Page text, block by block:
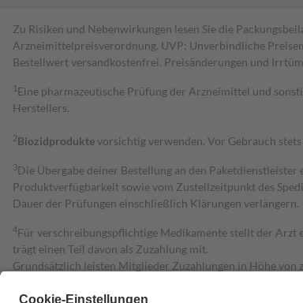
Zu Risiken und Nebenwirkungen lesen Sie die
Arzneimittelpreisverordnung. UVP: Unverbindliche
Bestell­wert versand­kosten­frei. Preisänderungen und
1 Eine pharmazeutische Prüfung der Arzneimittel und
Herstellers.
2Biozidproduktevorsichtig verwenden. Vor Gebrauch
3Die Übergabe deiner Bestellung an den
Produktverfügbarkeit sowie vom Zustellzeitpunkt des
Dauer der Prüfungen einschließlich Klärungen verlängern.
4Für verschreibungspflichtige Medikamente stellt der Arzt
trägt einen Teil davon als Zuzahlung mit.
Grundsätzlich leisten Mitglieder Zuzahlungen in Höhe von
Diese Regeln gelten grundsätzlich auch für Online-